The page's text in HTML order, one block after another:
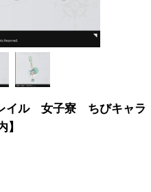
イル 女子寮 ちびキャラ